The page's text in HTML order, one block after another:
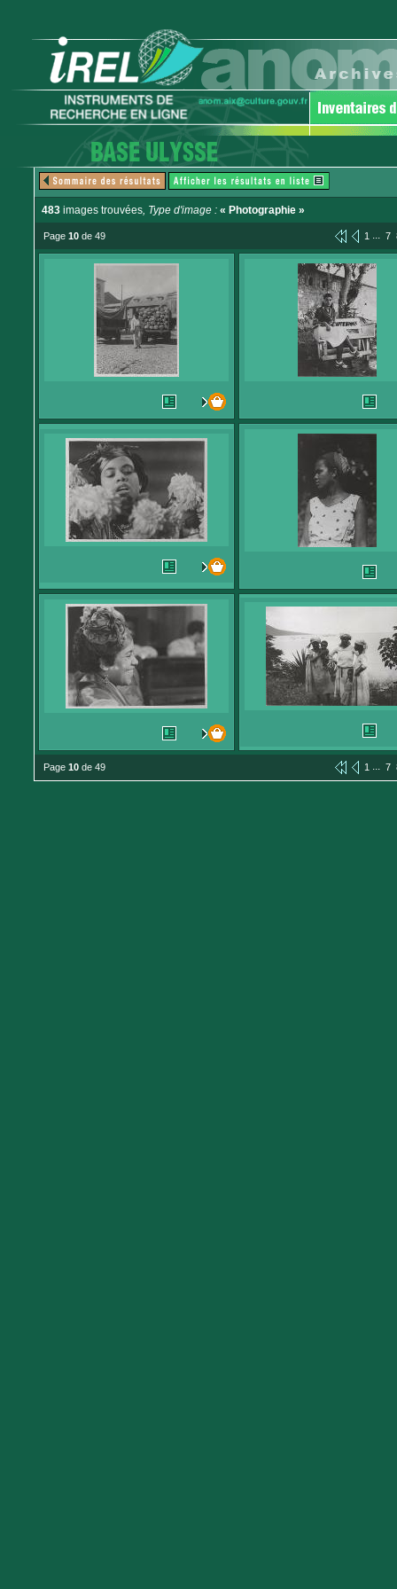
483 images trouvées, Type d'image : « Photographie »
Page 10 de 49 1 ... 7
Page 10 de 49 1 ... 7